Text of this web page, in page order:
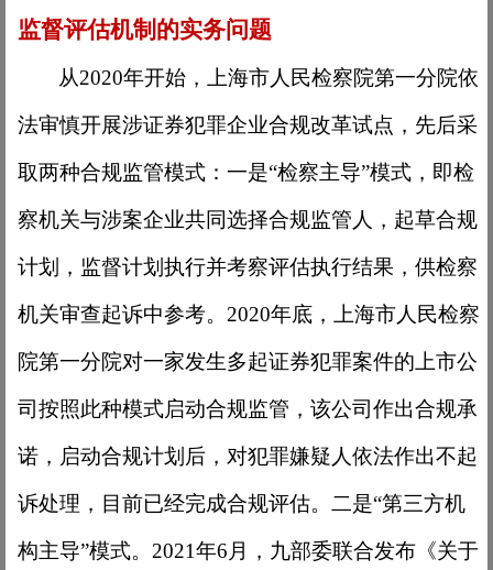
监督评估机制的实务问题
从2020年开始，上海市人民检察院第一分院依
法审慎开展涉证券犯罪企业合规改革试点，先后采
取两种合规监管模式：一是“检察主导”模式，即检
察机关与涉案企业共同选择合规监管人，起草合规
计划，监督计划执行并考察评估执行结果，供检察
机关审查起诉中参考。2020年底，上海市人民检察
院第一分院对一家发生多起证券犯罪案件的上市公
司按照此种模式启动合规监管，该公司作出合规承
诺，启动合规计划后，对犯罪嫌疑人依法作出不起
诉处理，目前已经完成合规评估。二是“第三方机
构主导”模式。2021年6月，九部委联合发布《关于